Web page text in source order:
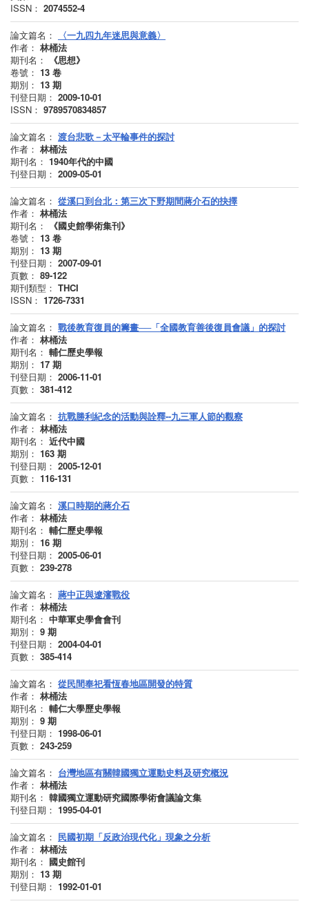
ISSN： 2074552-4
論文篇名：
〈一九四九年迷思與意義〉
作者： 林桶法
期刊名：
《思想》
卷號： 13 卷
期別： 13 期
刊登日期： 2009-10-01
ISSN： 9789570834857
論文篇名： 渡台悲歌－太平輪事件的探討
作者： 林桶法
期刊名： 1940年代的中國
刊登日期： 2009-05-01
論文篇名： 從溪口到台北：第三次下野期間蔣介石的抉擇
作者： 林桶法
期刊名：
《國史館學術集刊》
卷號： 13 卷
期別： 13 期
刊登日期： 2007-09-01
頁數： 89-122
期刊類型： THCI
ISSN： 1726-7331
論文篇名： 戰後教育復員的籌畫──「全國教育善後復員會議」的探討
作者： 林桶法
期刊名： 輔仁歷史學報
期別： 17 期
刊登日期： 2006-11-01
頁數： 381-412
論文篇名： 抗戰勝利紀念的活動與詮釋--九三軍人節的觀察
作者： 林桶法
期刊名： 近代中國
期別： 163 期
刊登日期： 2005-12-01
頁數： 116-131
論文篇名： 溪口時期的蔣介石
作者： 林桶法
期刊名： 輔仁歷史學報
期別： 16 期
刊登日期： 2005-06-01
頁數： 239-278
論文篇名： 蔣中正與遼瀋戰役
作者： 林桶法
期刊名： 中華軍史學會會刊
期別： 9 期
刊登日期： 2004-04-01
頁數： 385-414
論文篇名： 從民間奉祀看恆春地區開發的特質
作者： 林桶法
期刊名： 輔仁大學歷史學報
期別： 9 期
刊登日期： 1998-06-01
頁數： 243-259
論文篇名： 台灣地區有關韓國獨立運動史料及研究概況
作者： 林桶法
期刊名： 韓國獨立運動研究國際學術會議論文集
刊登日期： 1995-04-01
論文篇名： 民國初期「反政治現代化」現象之分析
作者： 林桶法
期刊名： 國史館刊
期別： 13 期
刊登日期： 1992-01-01